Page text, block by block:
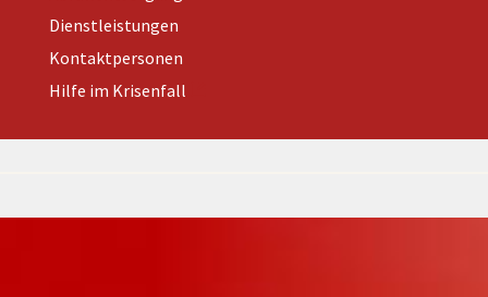
Dienstleistungen
Kontaktpersonen
Hilfe im Krisenfall